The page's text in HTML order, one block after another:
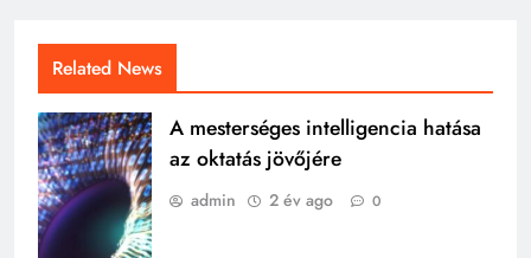
Related News
A mesterséges intelligencia hatása
az oktatás jövőjére
admin 2 év ago 0